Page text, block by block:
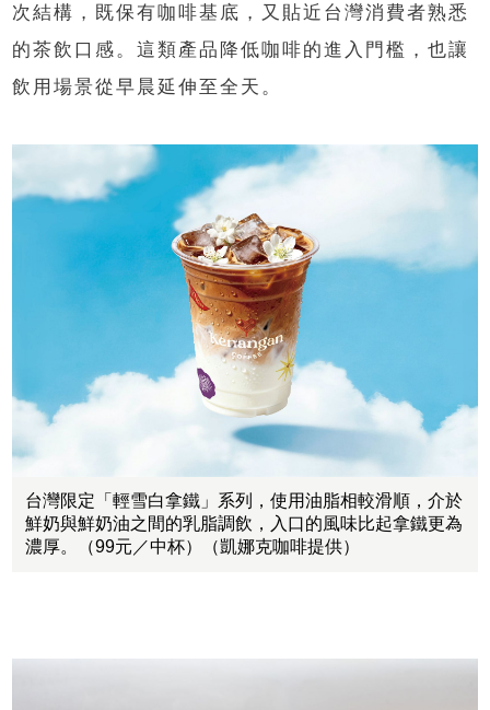
次結構，既保有咖啡基底，又貼近台灣消費者熟悉
的茶飲口感。這類產品降低咖啡的進入門檻，也讓
飲用場景從早晨延伸至全天。
台灣限定「輕雪白拿鐵」系列，使用油脂相較滑順，介於
鮮奶與鮮奶油之間的乳脂調飲，入口的風味比起拿鐵更為
濃厚。（99元／中杯）（凱娜克咖啡提供）